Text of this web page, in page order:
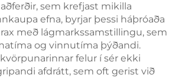
sem krefjast mikilla
efna, byrjar þessi háþróaða
með lágmarkssamstillingu, sem
og vinnutíma þýðandi.
felur í sér ekki
afdrátt, sem oft gerist við